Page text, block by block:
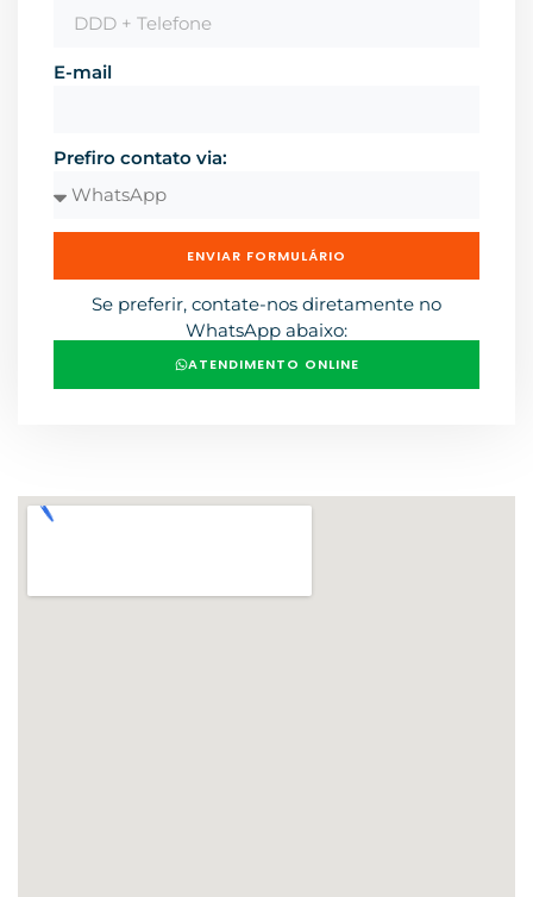
E-mail
Prefiro contato via:
ENVIAR FORMULÁRIO
Se preferir, contate-nos diretamente no
WhatsApp abaixo:
ATENDIMENTO ONLINE